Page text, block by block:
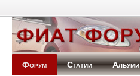
Форум Статии Албуми